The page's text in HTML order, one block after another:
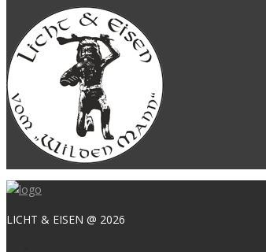
LICHT & EISEN @ 2026